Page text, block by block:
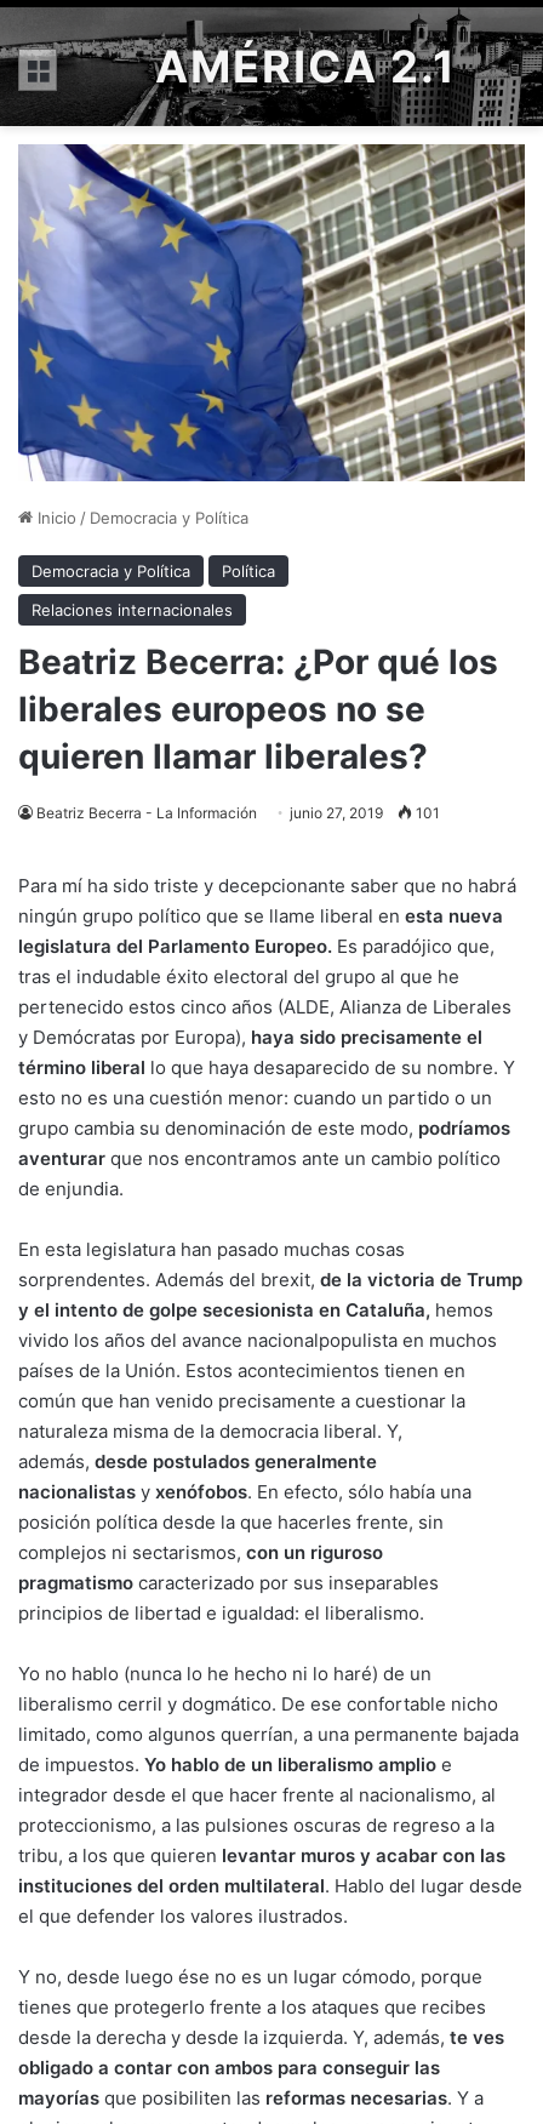
Menú AMÉRICA 2.1
Inicio / Democracia y Política
Democracia y Política
Política
Relaciones internacionales
Beatriz Becerra: ¿Por qué los
liberales europeos no se
quieren llamar liberales?
Beatriz Becerra - La Información junio 27, 2019 101
Para mí ha sido triste y decepcionante saber que no habrá
ningún grupo político que se llame liberal en esta nueva
legislatura del Parlamento Europeo. Es paradójico que,
tras el indudable éxito electoral del grupo al que he
pertenecido estos cinco años (ALDE, Alianza de Liberales
y Demócratas por Europa), haya sido precisamente el
término liberal lo que haya desaparecido de su nombre. Y
esto no es una cuestión menor: cuando un partido o un
grupo cambia su denominación de este modo, podríamos
aventurar que nos encontramos ante un cambio político
de enjundia.
En esta legislatura han pasado muchas cosas
sorprendentes. Además del brexit, de la victoria de Trump
y el intento de golpe secesionista en Cataluña, hemos
vivido los años del avance nacionalpopulista en muchos
países de la Unión. Estos acontecimientos tienen en
común que han venido precisamente a cuestionar la
naturaleza misma de la democracia liberal. Y,
además, desde postulados generalmente
nacionalistas y xenófobos. En efecto, sólo había una
posición política desde la que hacerles frente, sin
complejos ni sectarismos, con un riguroso
pragmatismo caracterizado por sus inseparables
principios de libertad e igualdad: el liberalismo.
Yo no hablo (nunca lo he hecho ni lo haré) de un
liberalismo cerril y dogmático. De ese confortable nicho
limitado, como algunos querrían, a una permanente bajada
de impuestos. Yo hablo de un liberalismo amplio e
integrador desde el que hacer frente al nacionalismo, al
proteccionismo, a las pulsiones oscuras de regreso a la
tribu, a los que quieren levantar muros y acabar con las
instituciones del orden multilateral. Hablo del lugar desde
el que defender los valores ilustrados.
Y no, desde luego ése no es un lugar cómodo, porque
tienes que protegerlo frente a los ataques que recibes
desde la derecha y desde la izquierda. Y, además, te ves
obligado a contar con ambos para conseguir las
mayorías que posibiliten las reformas necesarias. Y a